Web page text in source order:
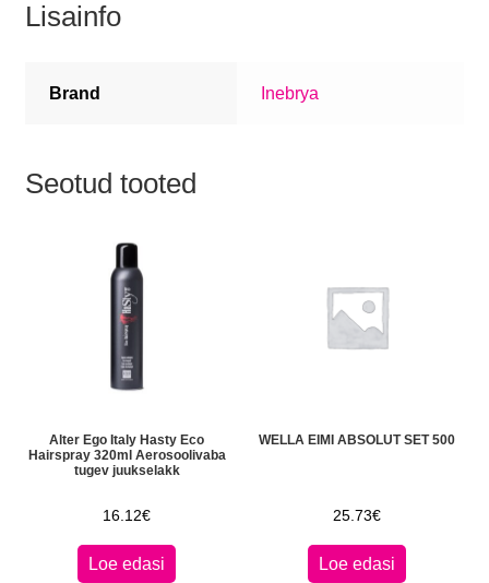
Lisainfo
Brand Inebrya
Seotud tooted
Alter Ego Italy Hasty Eco
Hairspray 320ml Aerosoolivaba
tugev juukselakk
16.12€
Loe edasi
WELLA EIMI ABSOLUT SET 500
25.73€
Loe edasi